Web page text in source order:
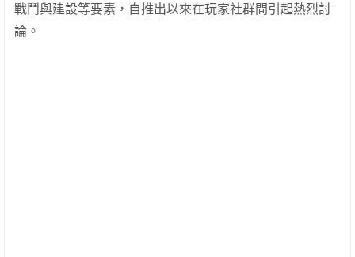
戰鬥與建設等要素，自推出以來在玩家社群間引起熱烈討
論。